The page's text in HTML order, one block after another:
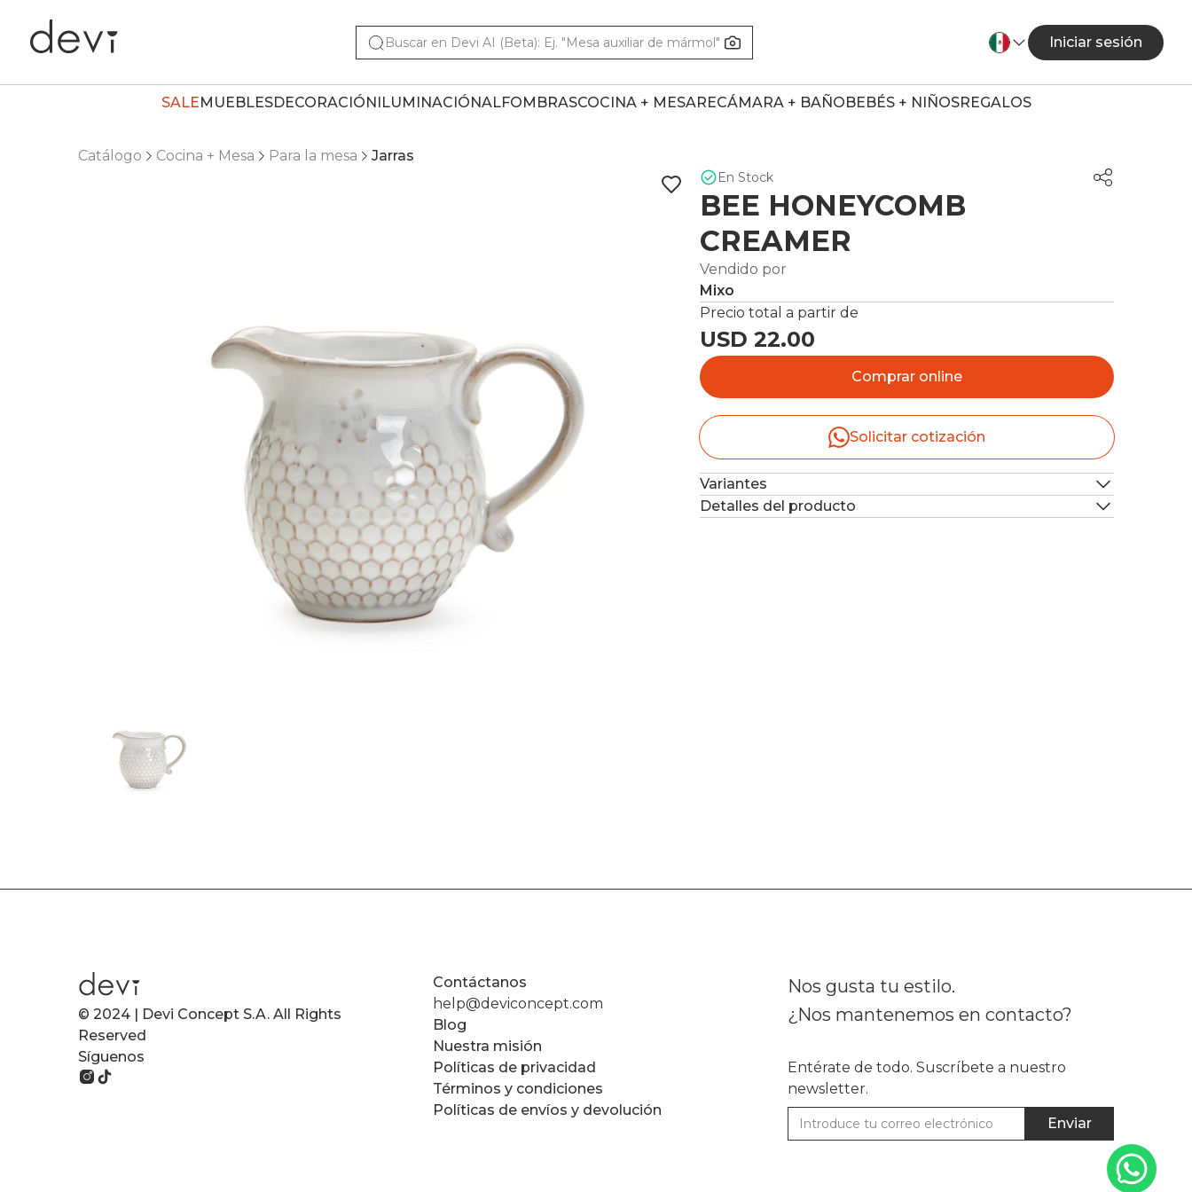
Iniciar sesión
SALEMUEBLESDECORACIÓNILUMINACIÓNALFOMBRASCOCINA + MESARECÁMARA + BAÑOBEBÉS + NIÑOSREGALOS
Catálogo Cocina + Mesa Para la mesa Jarras
En Stock
BEE HONEYCOMB
CREAMER
Vendido por
Mixo
Precio total a partir de
USD 22.00
Comprar online
Solicitar cotización
Variantes
Detalles del producto
© 2024 | Devi Concept S.A. All Rights
Reserved
Síguenos
Contáctanos
help@deviconcept.com
Blog
Nuestra misión
Políticas de privacidad
Términos y condiciones
Políticas de envíos y devolución
Nos gusta tu estilo.
¿Nos mantenemos en contacto?
Entérate de todo. Suscríbete a nuestro
newsletter.
Enviar